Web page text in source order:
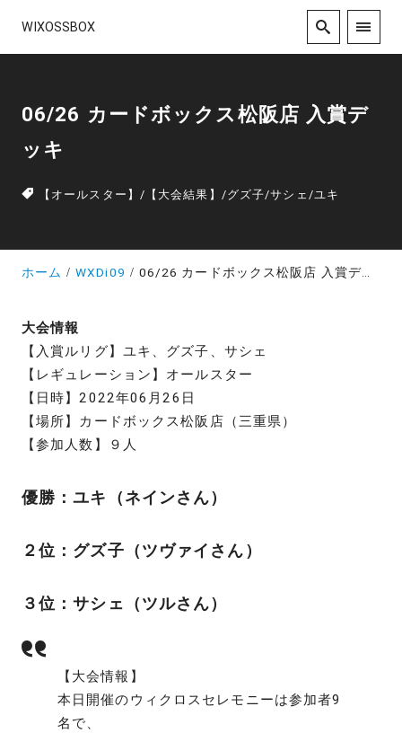
WIXOSSBOX
06/26 カードボックス松阪店 入賞デ
ッキ
【オールスター】 / 【大会結果】 /グズ子/サシェ /ユキ
ホーム WXDi09 06/26 カードボックス松阪店 入賞デッキ
大会情報
【入賞ルリグ】ユキ、グズ子、サシェ
【レギュレーション】オールスター
【日時】2022年06月26日
【場所】カードボックス松阪店（三重県）
【参加人数】９人
優勝：ユキ（ネインさん）
２位：グズ子（ツヴァイさん）
３位：サシェ（ツルさん）
【大会情報】
本日開催のウィクロスセレモニーは参加者9
名で、